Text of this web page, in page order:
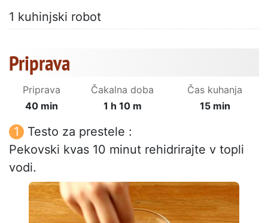
1 kuhinjski robot
Priprava
Priprava
40 min
Čakalna doba
1 h 10 m
Čas kuhanja
15 min
Testo za prestele :
Pekovski kvas 10 minut rehidrirajte v topli
vodi.